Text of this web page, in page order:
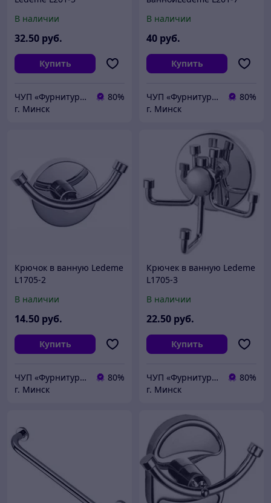
В наличии
32.50 руб.
Купить
ЧУП «Фурнитурка-бай»
80%
г. Минск
В наличии
40 руб.
Купить
ЧУП «Фурнитурка-бай»
80%
г. Минск
Крючок в ванную Ledeme
L1705-2
В наличии
14.50 руб.
Купить
ЧУП «Фурнитурка-бай»
80%
г. Минск
Крючек в ванную Ledeme
L1705-3
В наличии
22.50 руб.
Купить
ЧУП «Фурнитурка-бай»
80%
г. Минск